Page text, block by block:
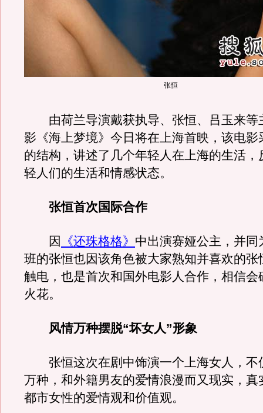
张恒
由荷兰导演戴获执导、张恒、吕玉来等
影《海上梦境》今日将在上海首映，该电影
的结构，讲述了几个年轻人在上海的生活，
轻人们的生活和情感状态。
张恒首次国际合作
因 《还珠格格》 中出演赛娅公主，并同
班的张恒也因该角色被大家熟知并喜欢的张
触电，也是首次和国外电影人合作，相信会
火花。
风情万种摆脱“坏女人”形象
张恒这次在剧中饰演一个上海女人，不
万种，和外籍男友的爱情浪漫而又现实，真
都市女性的爱情观和价值观。